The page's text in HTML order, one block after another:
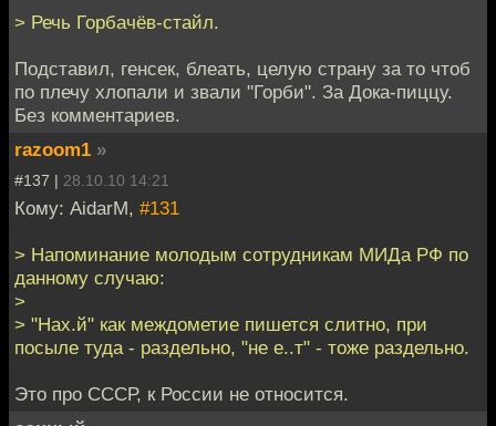
> Речь Горбачёв-стайл.
Подставил, генсек, блеать, целую страну за то чтоб
по плечу хлопали и звали "Горби". За Дока-пиццу.
Без комментариев.
razoom1 »
#137 | 28.10.10 14:21
Кому: AidarM, #131
> Напоминание молодым сотрудникам МИДа РФ по
данному случаю:
>
> "Нах.й" как междометие пишется слитно, при
посыле туда - раздельно, "не е..т" - тоже раздельно.
Это про СССР, к России не относится.